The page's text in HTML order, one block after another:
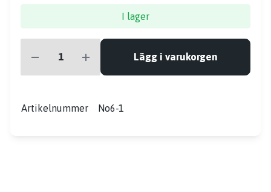
I lager
Lägg i varukorgen
Artikelnummer No6-1